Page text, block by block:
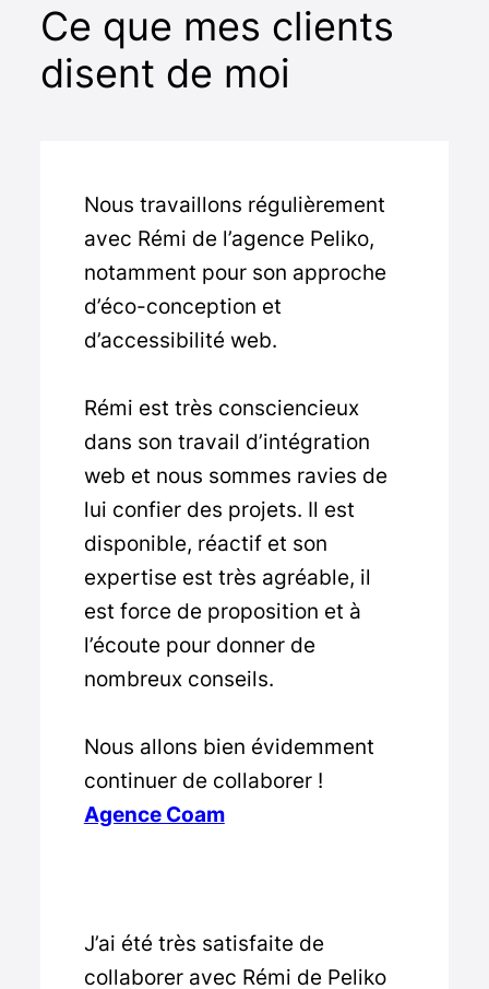
Ce que mes clients
disent de moi
Nous travaillons régulièrement
avec Rémi de l’agence Peliko,
notamment pour son approche
d’éco-conception et
d’accessibilité web.
Rémi est très consciencieux
dans son travail d’intégration
web et nous sommes ravies de
lui confier des projets. Il est
disponible, réactif et son
expertise est très agréable, il
est force de proposition et à
l’écoute pour donner de
nombreux conseils.
Nous allons bien évidemment
continuer de collaborer !
Agence Coam
J’ai été très satisfaite de
collaborer avec Rémi de Peliko